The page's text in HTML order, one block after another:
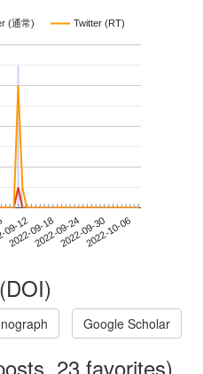
(通常) Twitter (RT)
12
2022-09-182022-09-242022-09-302022-10-06
Google Scholar
23 favorites)